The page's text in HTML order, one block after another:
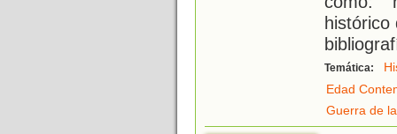
histórico
Temática:
Edad
Guerra de